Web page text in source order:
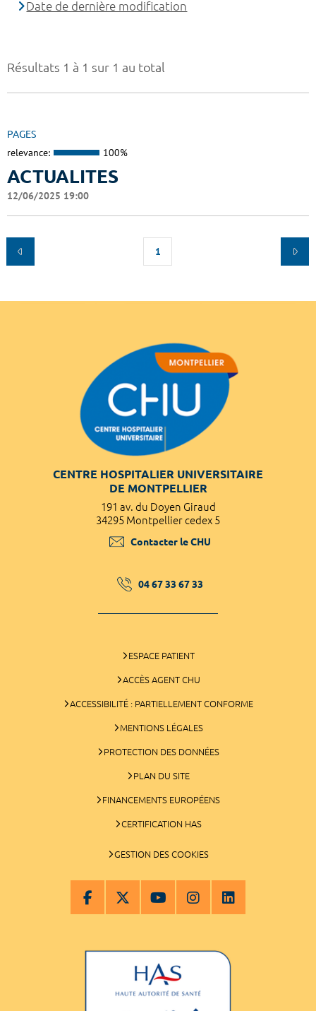
Résultats 1 à 1 sur 1 au total
PAGES
relevance: 100%
ACTUALITES
12/06/2025 19:00
1
Date de dernière modification
CENTRE HOSPITALIER UNIVERSITAIRE
DE MONTPELLIER
191 av. du Doyen Giraud
34295 Montpellier cedex 5
Contacter le CHU
04 67 33 67 33
ESPACE PATIENT
ACCÈS AGENT CHU
ACCESSIBILITÉ : PARTIELLEMENT CONFORME
MENTIONS LÉGALES
PROTECTION DES DONNÉES
PLAN DU SITE
FINANCEMENTS EUROPÉENS
CERTIFICATION HAS
GESTION DES COOKIES